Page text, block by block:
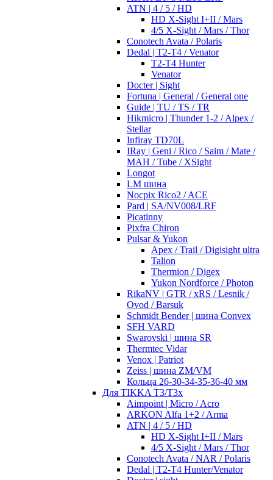
ATN | 4 / 5 / HD
HD X-Sight I+II / Mars
4/5 X-Sight / Mars / Thor
Conotech Avata / Polaris
Dedal | T2-T4 / Venator
T2-T4 Hunter
Venator
Docter | Sight
Fortuna | General / General one
Guide | TU / TS / TR
Hikmicro | Thunder 1-2 / Alpex /
Stellar
Infiray TD70L
IRay | Geni / Rico / Saim / Mate /
MAH / Tube / XSight
Longot
LM шина
Nocpix Rico2 / ACE
Pard | SA/NV008/LRF
Picatinny
Pixfra Chiron
Pulsar & Yukon
Apex / Trail / Digisight ultra
Talion
Thermion / Digex
Yukon Nordforce / Photon
RikaNV | GTR / xRS / Lesnik /
Ovod / Barsuk
Schmidt Bender | шина Convex
SFH VARD
Swarovski | шина SR
Thermtec Vidar
Venox | Patriot
Zeiss | шина ZM/VM
Кольца 26-30-34-35-36-40 мм
Для TIKKA T3/T3x
Aimpoint | Micro / Acro
ARKON Alfa 1+2 / Arma
ATN | 4 / 5 / HD
HD X-Sight I+II / Mars
4/5 X-Sight / Mars / Thor
Conotech Avata / NAR / Polaris
Dedal | T2-T4 Hunter/Venator